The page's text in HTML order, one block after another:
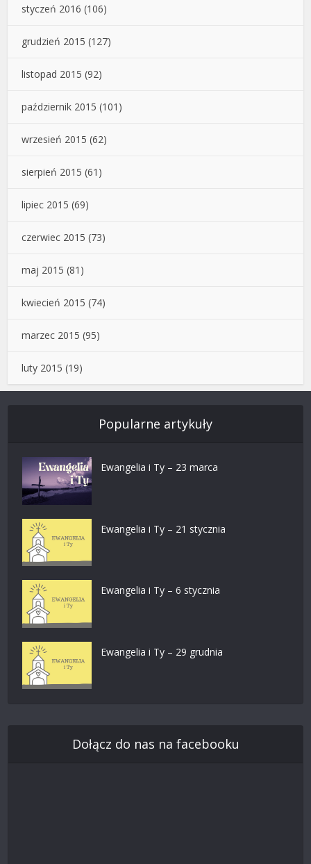
styczeń 2016 (106)
grudzień 2015 (127)
listopad 2015 (92)
październik 2015 (101)
wrzesień 2015 (62)
sierpień 2015 (61)
lipiec 2015 (69)
czerwiec 2015 (73)
maj 2015 (81)
kwiecień 2015 (74)
marzec 2015 (95)
luty 2015 (19)
Popularne artykuły
Ewangelia i Ty – 23 marca
Ewangelia i Ty – 21 stycznia
Ewangelia i Ty – 6 stycznia
Ewangelia i Ty – 29 grudnia
Dołącz do nas na facebooku